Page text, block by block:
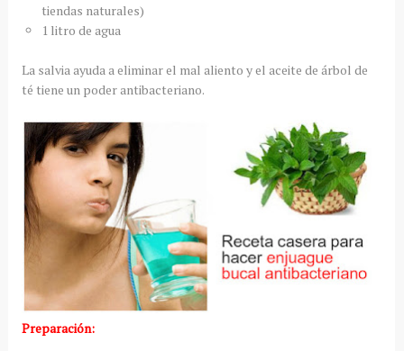
tiendas naturales)
1 litro de agua
La salvia ayuda a eliminar el mal aliento y el aceite de árbol de
té tiene un poder antibacteriano.
Preparación: